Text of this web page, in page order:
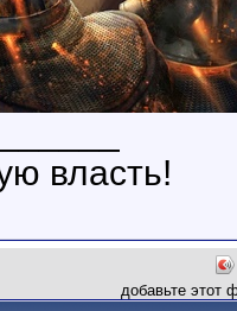
власть!
добавьте этот